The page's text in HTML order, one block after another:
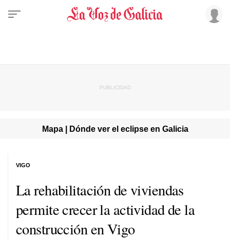
Mapa | Dónde ver el eclipse en Galicia
La rehabilitación de viviendas
permite crecer la actividad de la
construcción en Vigo
VIGO